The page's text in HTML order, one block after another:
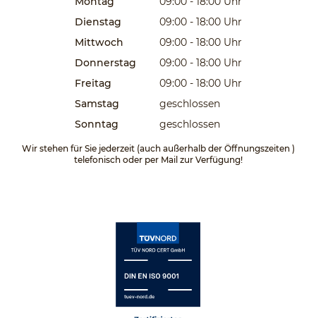
Dienstag
09:00 - 18:00Uhr
Mittwoch
09:00 - 18:00Uhr
Donnerstag
09:00 - 18:00Uhr
Freitag
09:00 - 18:00Uhr
Samstag
geschlossen
Sonntag
geschlossen
Wir stehen für Sie jederzeit (auch außerhalb der Öffnungszeiten )
telefonisch oder per Mail zur Verfügung!